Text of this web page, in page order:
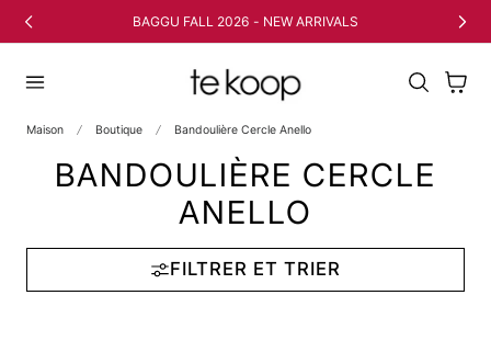
AU CONTENUBAGGU FALL 2026 - NEW ARRIVALS
Panier
Maison Boutique Bandoulière Cercle Anello
BANDOULIÈRE CERCLE
ANELLO
FILTRER ET TRIER